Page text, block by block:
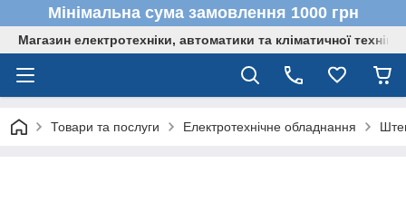
Мінімальна сума замовлення 1000 грн
Магазин електротехніки, автоматики та кліматичної техніки
Товари та послуги Електротехнічне обладнання